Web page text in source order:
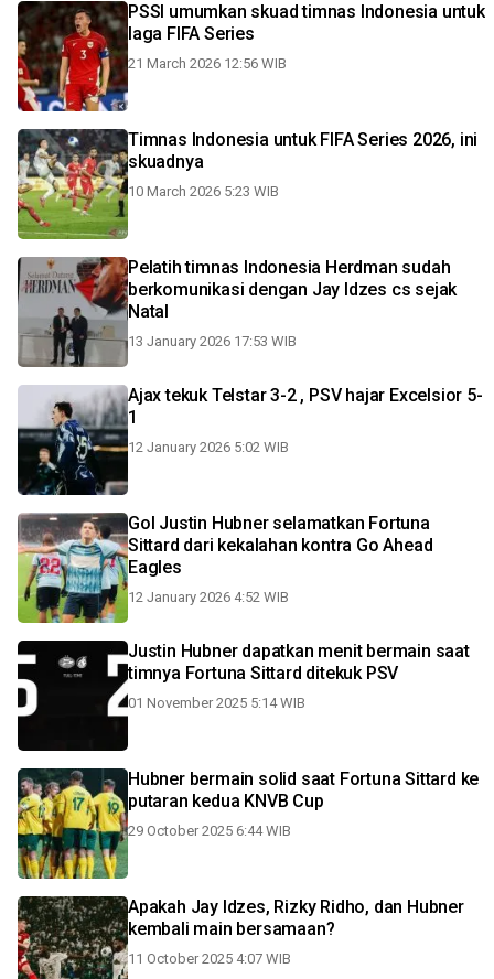
PSSI umumkan skuad timnas Indonesia untuk
laga FIFA Series
21 March 2026 12:56 WIB
Timnas Indonesia untuk FIFA Series 2026, ini
skuadnya
10 March 2026 5:23 WIB
Pelatih timnas Indonesia Herdman sudah
berkomunikasi dengan Jay Idzes cs sejak
Natal
13 January 2026 17:53 WIB
Ajax tekuk Telstar 3-2 , PSV hajar Excelsior 5-
1
12 January 2026 5:02 WIB
Gol Justin Hubner selamatkan Fortuna
Sittard dari kekalahan kontra Go Ahead
Eagles
12 January 2026 4:52 WIB
Justin Hubner dapatkan menit bermain saat
timnya Fortuna Sittard ditekuk PSV
01 November 2025 5:14 WIB
Hubner bermain solid saat Fortuna Sittard ke
putaran kedua KNVB Cup
29 October 2025 6:44 WIB
Apakah Jay Idzes, Rizky Ridho, dan Hubner
kembali main bersamaan?
11 October 2025 4:07 WIB